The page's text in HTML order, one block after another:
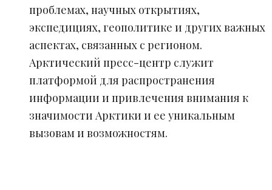
проблемах, научных открытиях,
экспедициях, геополитике и других важных
аспектах, связанных с регионом.
Арктический пресс-центр служит
платформой для распространения
информации и привлечения внимания к
значимости Арктики и ее уникальным
вызовам и возможностям.